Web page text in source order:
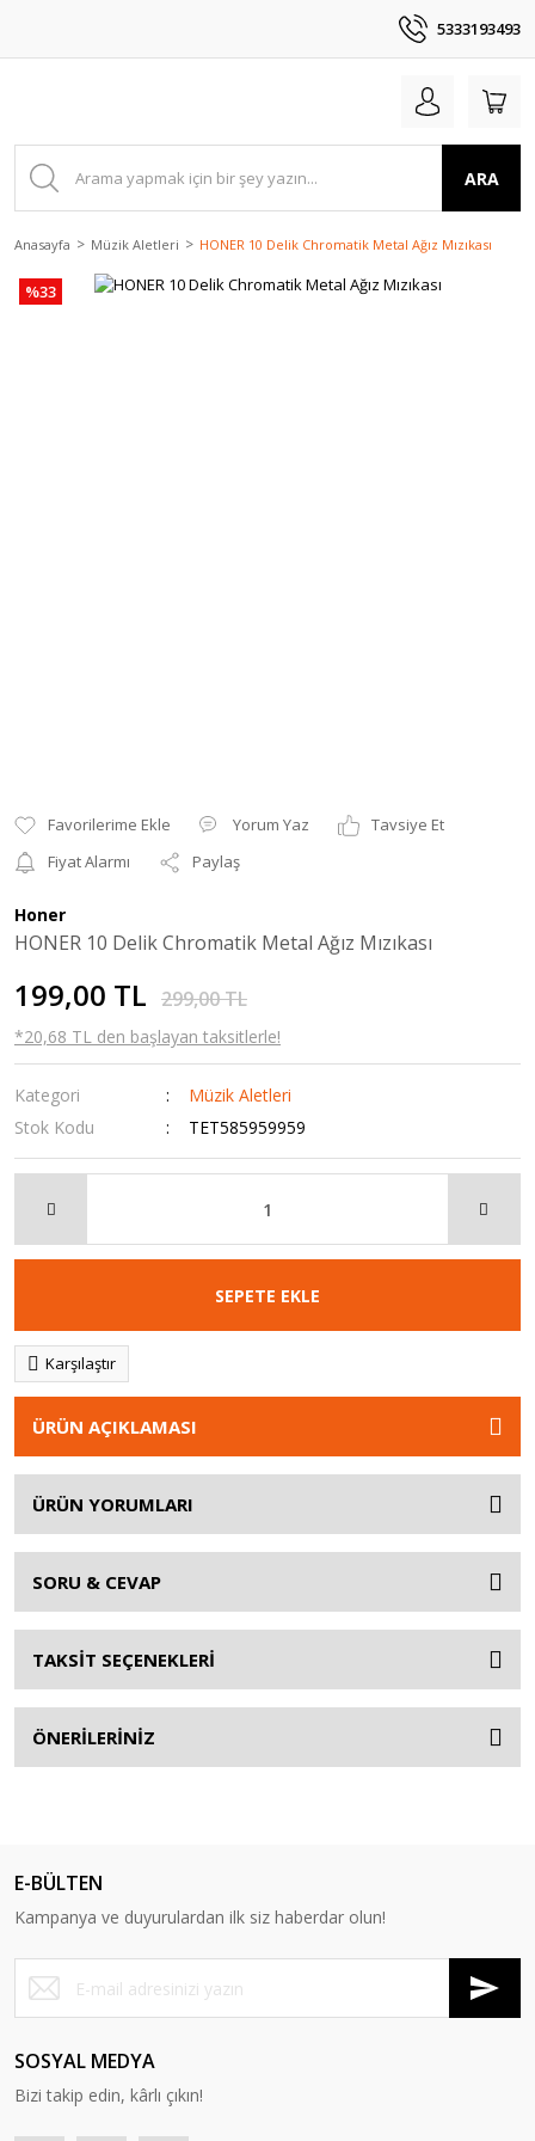
5333193493
ARA
Anasayfa Müzik Aletleri HONER 10 Delik Chromatik Metal Ağız Mızıkası
%33
Yorum Yaz
Tavsiye Et
Fiyat Alarmı
Paylaş
Honer
HONER 10 Delik Chromatik Metal Ağız Mızıkası
199,00 TL 299,00 TL
*20,68 TL den başlayan taksitlerle!
Kategori
Müzik Aletleri
Stok Kodu
TET585959959
SEPETE EKLE
Karşılaştır
ÜRÜN AÇIKLAMASI
ÜRÜN YORUMLARI
SORU & CEVAP
TAKSİT SEÇENEKLERİ
ÖNERİLERİNİZ
E-BÜLTEN
Kampanya ve duyurulardan ilk siz haberdar olun!
SOSYAL MEDYA
Bizi takip edin, kârlı çıkın!